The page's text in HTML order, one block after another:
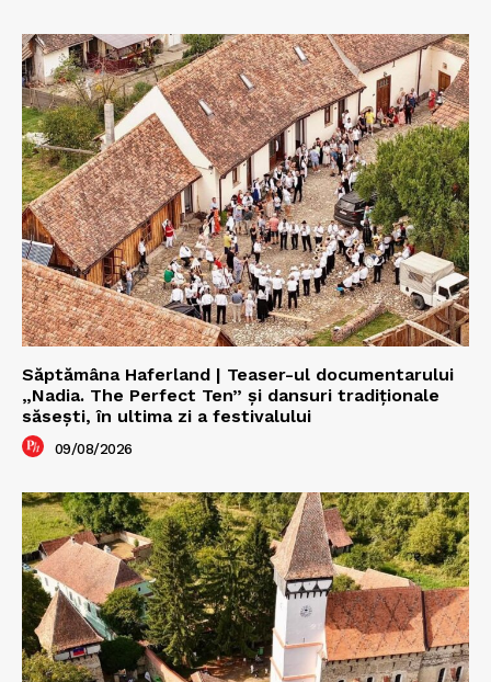
Săptămâna Haferland | Teaser-ul documentarului
„Nadia. The Perfect Ten” şi dansuri tradiţionale
săseşti, în ultima zi a festivalului
09/08/2026